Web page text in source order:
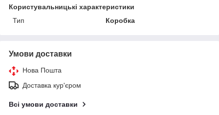
Користувальницькі характеристики
Тип
Коробка
Умови доставки
Нова Пошта
Доставка кур'єром
Всі умови доставки